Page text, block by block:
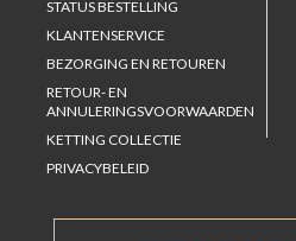
STATUS BESTELLING
KLANTENSERVICE
BEZORGING EN RETOUREN
RETOUR- EN
ANNULERINGSVOORWAARDEN
KETTING COLLECTIE
PRIVACYBELEID